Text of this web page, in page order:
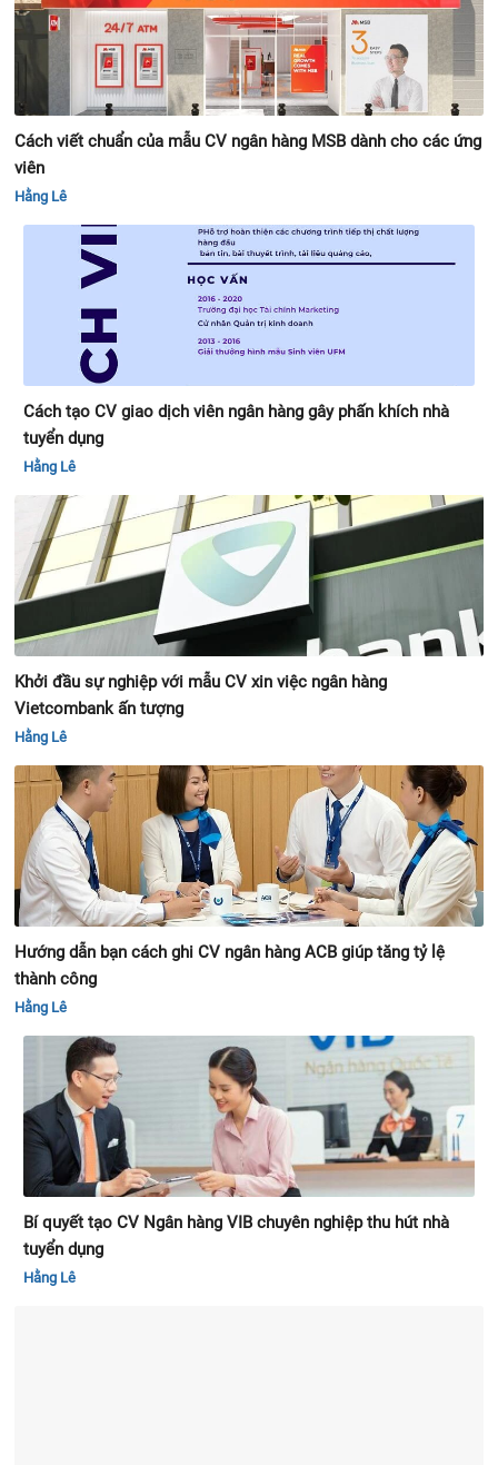
Cách viết chuẩn của mẫu CV ngân hàng MSB dành cho các ứng
viên
Hằng Lê
Cách tạo CV giao dịch viên ngân hàng gây phấn khích nhà
tuyển dụng
Hằng Lê
Khởi đầu sự nghiệp với mẫu CV xin việc ngân hàng
Vietcombank ấn tượng
Hằng Lê
Hướng dẫn bạn cách ghi CV ngân hàng ACB giúp tăng tỷ lệ
thành công
Hằng Lê
Bí quyết tạo CV Ngân hàng VIB chuyên nghiệp thu hút nhà
tuyển dụng
Hằng Lê